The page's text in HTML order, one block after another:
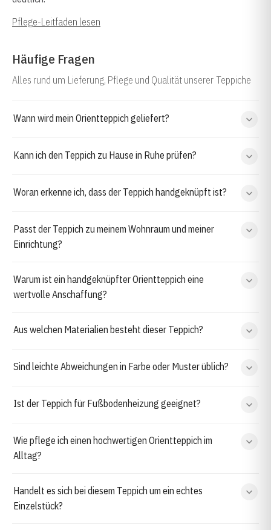
Pflege-Leitfaden lesen
Häufige Fragen
Alles rund um Lieferung, Pflege und Qualität unserer Teppiche
Wann wird mein Orientteppich geliefert?
Kann ich den Teppich zu Hause in Ruhe prüfen?
Woran erkenne ich, dass der Teppich handgeknüpft ist?
Passt der Teppich zu meinem Wohnraum und meiner
Einrichtung?
Warum ist ein handgeknüpfter Orientteppich eine
wertvolle Anschaffung?
Aus welchen Materialien besteht dieser Teppich?
Sind leichte Abweichungen in Farbe oder Muster üblich?
Ist der Teppich für Fußbodenheizung geeignet?
Wie pflege ich einen hochwertigen Orientteppich im
Alltag?
Handelt es sich bei diesem Teppich um ein echtes
Einzelstück?